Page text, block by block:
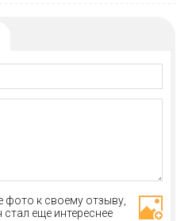
фото к своему отзыву,
еще интереснее